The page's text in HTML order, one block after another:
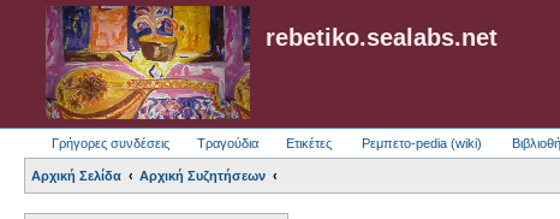
rebetiko.sealabs.net
Γρήγορες συνδέσεις Τραγούδια Ετικέτες Ρεμπετο-pedia (wiki)
Αρχική Σελίδα Αρχική Συζητήσεων